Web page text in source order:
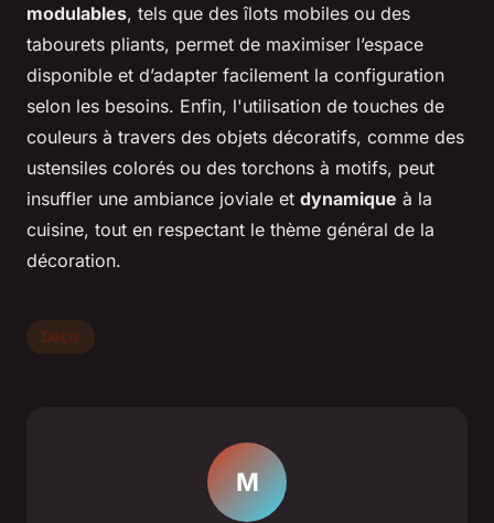
modulables, tels que des îlots mobiles ou des
tabourets pliants, permet de maximiser l’espace
disponible et d’adapter facilement la configuration
selon les besoins. Enfin, l'utilisation de touches de
couleurs à travers des objets décoratifs, comme des
ustensiles colorés ou des torchons à motifs, peut
insuffler une ambiance joviale et dynamique à la
cuisine, tout en respectant le thème général de la
décoration.
Déco
M